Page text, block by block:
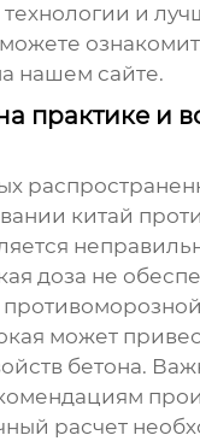
и
нашем сайте.
практике и
китай
доза не
может
бетона.
расчет